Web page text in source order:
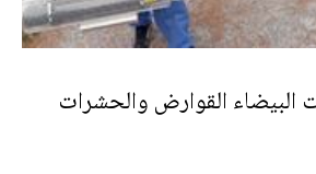
البيضاء القوارض والحشرات